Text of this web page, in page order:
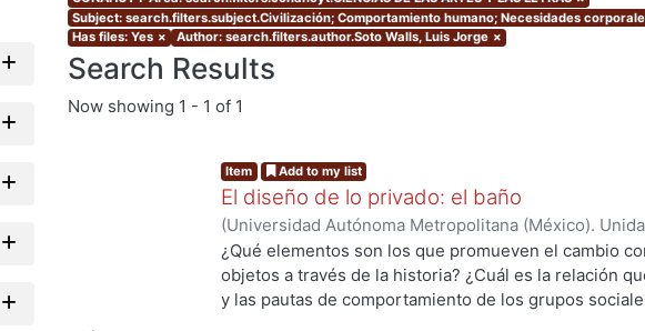
Subject: search.filters.subject.Civilización; Comportamiento humano; Necesidades
Has files: Yes × Author: search.filters.author.Soto Walls, Luis Jorge ×
Search Results
Now showing 1 - 1 of 1
Item Add to my list
El diseño de lo privado: el baño
(Universidad Autónoma Metropolitana (México).
Walls, Luis Jorge
¿Qué elementos son los que promueven el cambio
objetos a través de la historia? ¿Cuál es la relación
y las pautas de comportamiento de los grupos